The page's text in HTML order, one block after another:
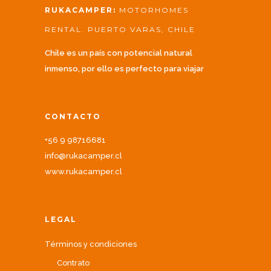
RUKACAMPER: MOTORHOMES
RENTAL. PUERTO VARAS, CHILE
Chile es un país con potencial natural
inmenso, por ello es perfecto para viajar
CONTACTO
+56 9 98716681
info@rukacamper.cl
www.rukacamper.cl
LEGAL
Términos y condiciones
Contrato